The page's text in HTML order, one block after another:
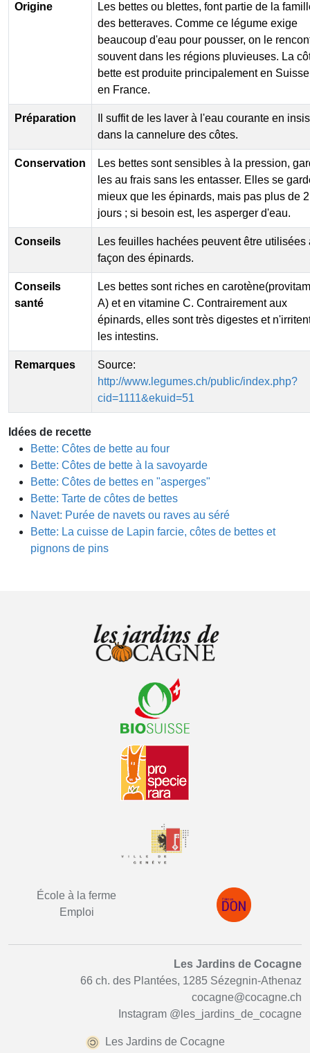
Origine
Les bettes ou blettes, font partie de la
des betteraves. Comme ce légume exige
beaucoup d'eau pour pousser, on le
souvent dans les régions pluvieuses. La
bette est produite principalement en
en France.
Préparation
Il suffit de les laver à l'eau courante en
dans la cannelure des côtes.
Conservation
Les bettes sont sensibles à la pression,
les au frais sans les entasser. Elles se
mieux que les épinards, mais pas plus de 2
jours ; si besoin est, les asperger d'eau.
Conseils
Les feuilles hachées peuvent être utilisées
façon des épinards.
Conseils
santé
Les bettes sont riches en
A) et en vitamine C. Contrairement aux
épinards, elles sont très digestes et
les intestins.
Remarques
Source:
http://www.legumes.ch/public/index.php?
cid=1111&ekuid=51
Idées de recette
Bette: Côtes de bette au four
Bette: Côtes de bette à la savoyarde
Bette: Côtes de bettes en "asperges"
Bette: Tarte de côtes de bettes
Navet: Purée de navets ou raves au séré
Bette: La cuisse de Lapin farcie, côtes de bettes et
pignons de pins
École à la ferme
Emploi
Les Jardins de Cocagne
66 ch. des Plantées, 1285 Sézegnin-Athenaz
cocagne@cocagne.ch
Instagram @les_jardins_de_cocagne
Les Jardins de Cocagne